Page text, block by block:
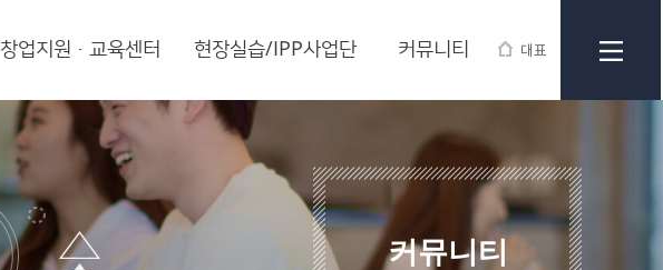
대표
창업지원·교육센터 현장실습/IPP사업단 커뮤니티
커뮤니티